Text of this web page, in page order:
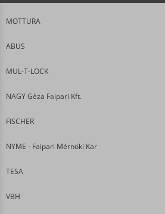
MOTTURA
ABUS
MUL-T-LOCK
NAGY Géza Faipari Kft.
FISCHER
NYME - Faipari Mérnöki Kar
TESA
VBH